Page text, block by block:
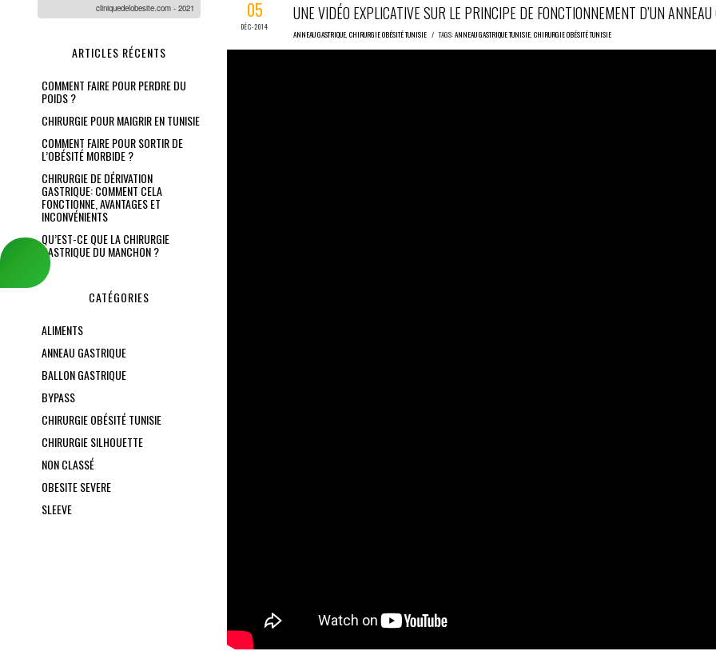
cliniquedelobesite.com - 2021
ARTICLES RÉCENTS
COMMENT FAIRE POUR PERDRE DU
POIDS ?
CHIRURGIE POUR MAIGRIR EN TUNISIE
COMMENT FAIRE POUR SORTIR DE
L’OBÉSITÉ MORBIDE ?
CHIRURGIE DE DÉRIVATION
GASTRIQUE: COMMENT CELA
FONCTIONNE, AVANTAGES ET
INCONVÉNIENTS
QU’EST-CE QUE LA CHIRURGIE
GASTRIQUE DU MANCHON ?
CATÉGORIES
ALIMENTS
ANNEAU GASTRIQUE
BALLON GASTRIQUE
BYPASS
CHIRURGIE OBÉSITÉ TUNISIE
CHIRURGIE SILHOUETTE
NON CLASSÉ
OBESITE SEVERE
SLEEVE
05
DÉC-2014
UNE VIDÉO EXPLICATIVE SUR LE PRINCIPE DE FONCTIONNEMENT D’UN ANNEAU
ANNEAU GASTRIQUE, CHIRURGIE OBÉSITÉ TUNISIE/ TAGS:ANNEAU GASTRIQUE TUNISIE, CHIRURGIE OBÉSITÉ TUNISIE